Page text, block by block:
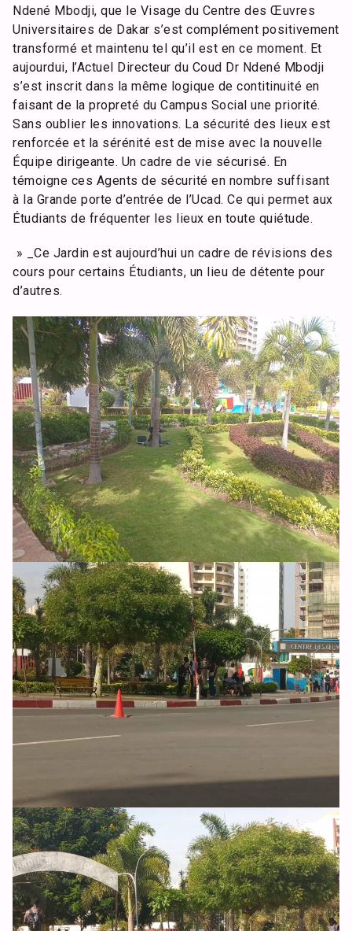
Ndené Mbodji, que le Visage du Centre des Œuvres
Universitaires de Dakar s’est complément positivement
transformé et maintenu tel qu’il est en ce moment. Et
aujourdui, l’Actuel Directeur du Coud Dr Ndené Mbodji
s’est inscrit dans la même logique de contitinuité en
faisant de la propreté du Campus Social une priorité.
Sans oublier les innovations. La sécurité des lieux est
renforcée et la sérénité est de mise avec la nouvelle
Équipe dirigeante. Un cadre de vie sécurisé. En
témoigne ces Agents de sécurité en nombre suffisant
à la Grande porte d’entrée de l’Ucad. Ce qui permet aux
Étudiants de fréquenter les lieux en toute quiétude.
» _Ce Jardin est aujourd’hui un cadre de révisions des
cours pour certains Étudiants, un lieu de détente pour
d’autres.